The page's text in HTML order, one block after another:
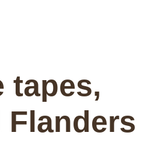
tapes,
Flanders